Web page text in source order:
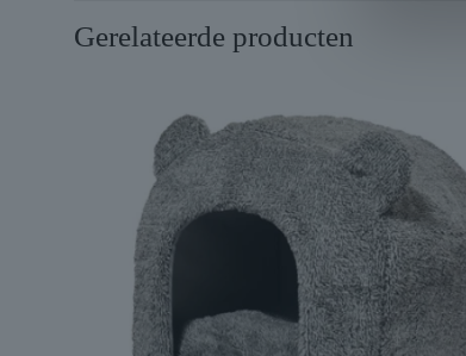
Gerelateerde producten